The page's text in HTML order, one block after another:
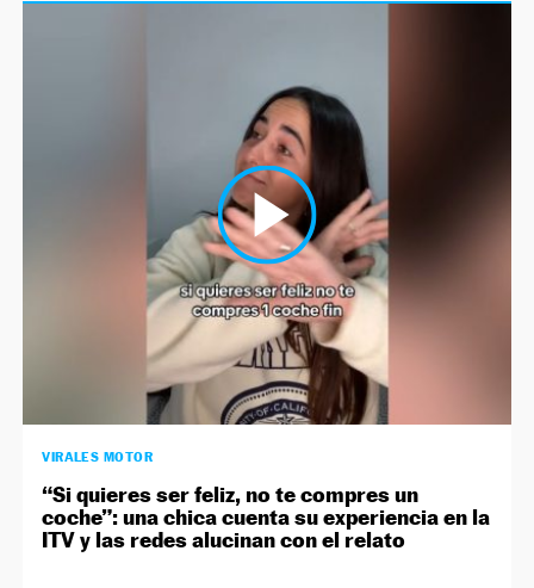
VIRALES MOTOR
“Si quieres ser feliz, no te compres un
coche”: una chica cuenta su experiencia en la
ITV y las redes alucinan con el relato